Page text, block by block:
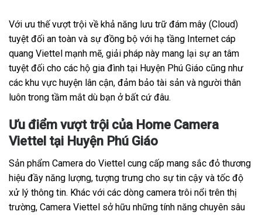
Với ưu thế vượt trội về khả năng lưu trữ đám mây (Cloud)
tuyệt đối an toàn và sự đồng bộ với hạ tầng Internet cáp
quang Viettel mạnh mẽ, giải pháp này mang lại sự an tâm
tuyệt đối cho các hộ gia đình tại Huyện Phú Giáo cũng như
các khu vực huyện lân cận, đảm bảo tài sản và người thân
luôn trong tầm mắt dù bạn ở bất cứ đâu.
Ưu điểm vượt trội của Home Camera
Viettel tại Huyện Phú Giáo
Sản phẩm Camera do Viettel cung cấp mang sắc đỏ thương
hiệu đầy năng lượng, tượng trưng cho sự tin cậy và tốc độ
xử lý thông tin. Khác với các dòng camera trôi nổi trên thị
trường, Camera Viettel sở hữu những tính năng chuyên sâu